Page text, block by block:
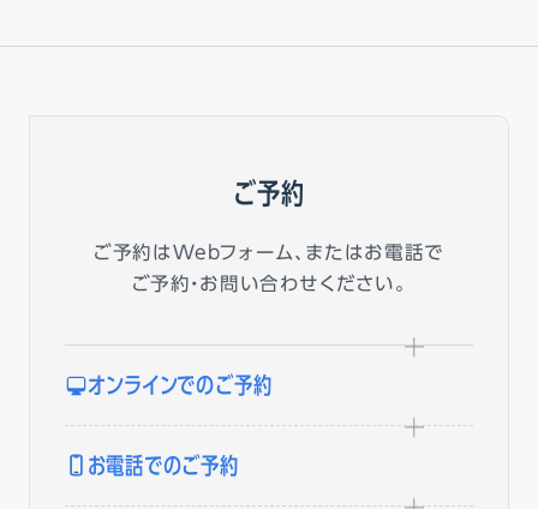
ご予約
ご予約はWebフォーム、またはお電話で
ご予約・お問い合わせください。
オンラインでのご予約
お電話でのご予約